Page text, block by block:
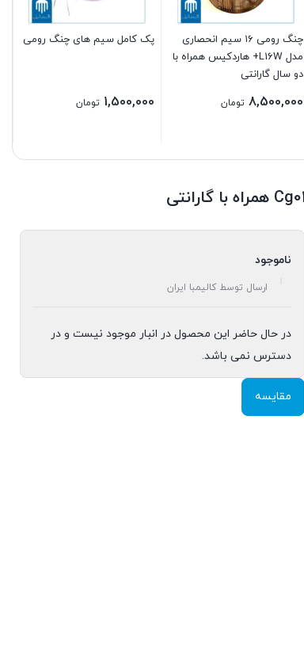
چنگ رومی ۱۶ سیم انحصاری
مدل L16W+ هاردکیس همراه با
دو سال گارانتی
8,500,000 تومان
پک کامل سیم های چنگ رومی
1,500,000 تومان
ناموجود
ارسال توسط کالیمبا ایران
در حال حاضر این محصول در انبار موجود نیست و در
دسترس نمی باشد.
مقایسه